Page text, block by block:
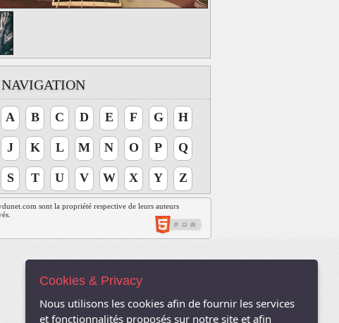
NAVIGATION
A B C D E F G H
J K L M N O P Q
S T U V W X Y Z
sont la propriété respective de leurs auteurs
Cookies & Privacy
Nous utilisons les cookies afin de fournir les services
et fonctionnalités proposés sur notre site et afin